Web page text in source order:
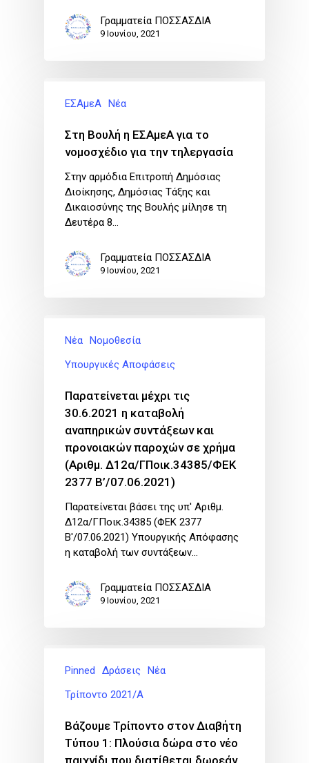
Γραμματεία ΠΟΣΣΑΣΔΙΑ
9 Ιουνίου, 2021
ΕΣΑμεΑ Νέα
Στη Βουλή η ΕΣΑμεΑ για το
νομοσχέδιο για την τηλεργασία
Στην αρμόδια Επιτροπή Δημόσιας
Διοίκησης, Δημόσιας Τάξης και
Δικαιοσύνης της Βουλής μίλησε τη
Δευτέρα 8…
Γραμματεία ΠΟΣΣΑΣΔΙΑ
9 Ιουνίου, 2021
Νέα Νομοθεσία
Υπουργικές Αποφάσεις
Παρατείνεται μέχρι τις
30.6.2021 η καταβολή
αναπηρικών συντάξεων και
προνοιακών παροχών σε χρήμα
(Αριθμ. Δ12α/ΓΠοικ.34385/ΦΕΚ
2377 Β’/07.06.2021)
Παρατείνεται βάσει της υπ' Αριθμ.
Δ12α/ΓΠοικ.34385 (ΦΕΚ 2377
Β'/07.06.2021) Υπουργικής Απόφασης
η καταβολή των συντάξεων…
Γραμματεία ΠΟΣΣΑΣΔΙΑ
9 Ιουνίου, 2021
Pinned Δράσεις Νέα
Τρίποντο 2021/Α
Βάζουμε Τρίποντο στον Διαβήτη
Τύπου 1: Πλούσια δώρα στο νέο